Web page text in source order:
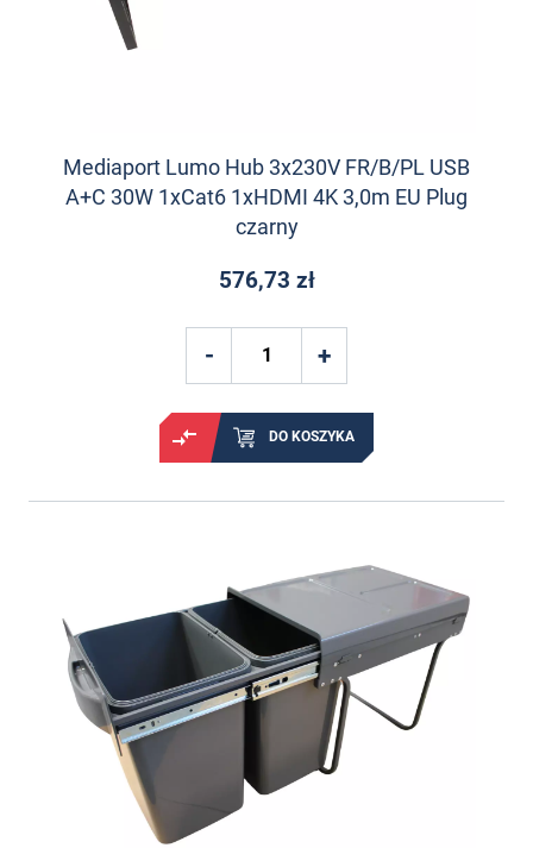
Mediaport Lumo Hub 3x230V FR/B/PL USB
A+C 30W 1xCat6 1xHDMI 4K 3,0m EU Plug
czarny
576,73 zł
DO KOSZYKA